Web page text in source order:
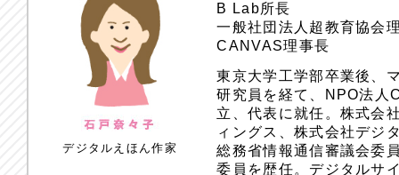
デジタルえほん作家
B Lab所長
一般社団法人超教育協会
CANVAS理事長
東京大学工学部卒業後、
研究員を経て、NPO法人
立、代表に就任。株式会
ィングス、株式会社デジ
総務省情報通信審議会委
委員を歴任。デジタルサ